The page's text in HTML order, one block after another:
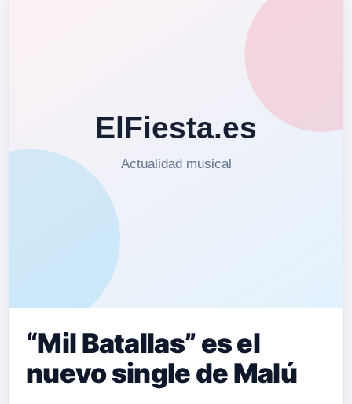
“Mil Batallas” es el
nuevo single de Malú